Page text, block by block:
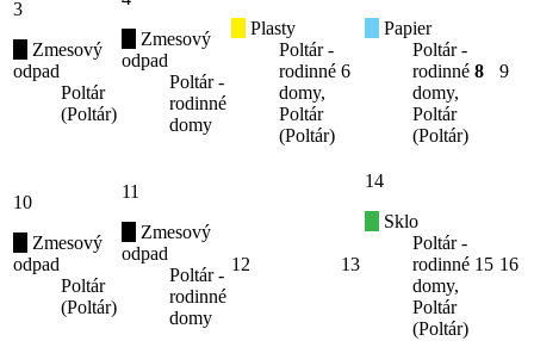
3
Zmesový
odpad
Poltár
(Poltár)
Zmesový
odpad
Poltár -
rodinné
domy
Plasty
Poltár -
rodinné
domy,
Poltár
(Poltár)
6
Papier
Poltár -
rodinné
domy,
Poltár
(Poltár)
8 9
10
Zmesový
odpad
Poltár
(Poltár)
11
Zmesový
odpad
Poltár -
rodinné
domy
12 13
14
Sklo
Poltár -
rodinné
domy,
Poltár
(Poltár)
15 16